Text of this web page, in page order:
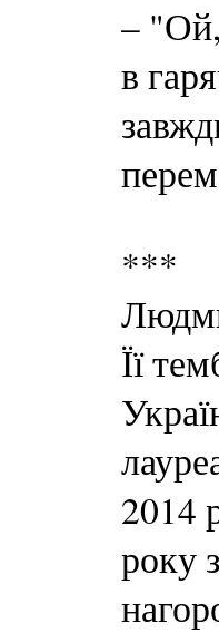
–
в
***
Її
2014
року